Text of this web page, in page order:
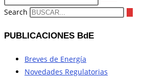
Search
PUBLICACIONES BdE
Breves de Energía
Novedades Regulatorias